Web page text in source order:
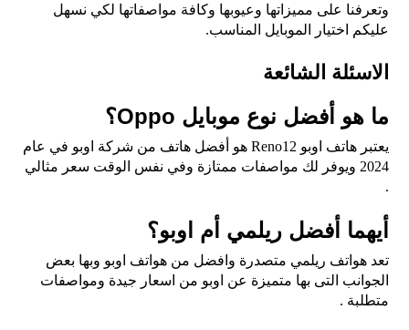
وتعرفنا على مميزاتها وعيوبها وكافة مواصفاتها لكي نسهل
عليكم اختيار الموبايل المناسب.
الاسئلة الشائعة
ما هو أفضل نوع موبايل Oppo؟
يعتبر هاتف اوبو Reno12 هو أفضل هاتف من شركة اوبو في عام
2024 ويوفر لك مواصفات ممتازة وفي نفس الوقت سعر مثالي
.
أيهما أفضل ريلمي أم اوبو؟
تعد هواتف ريلمي متصدرة وافضل من هواتف اوبو وبها بعض
الجوانب التى بها متميزة عن اوبو من اسعار جيدة ومواصفات
متطلبة .